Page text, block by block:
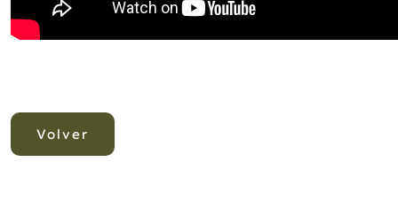
Volver